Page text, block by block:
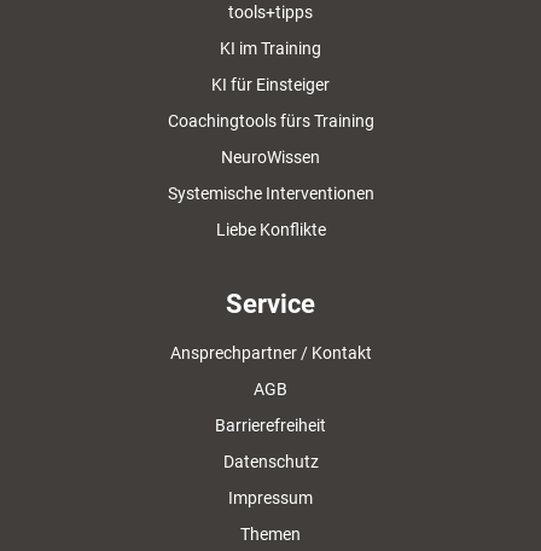
tools+tipps
KI im Training
KI für Einsteiger
Coachingtools fürs Training
NeuroWissen
Systemische Interventionen
Liebe Konflikte
Service
Ansprechpartner / Kontakt
AGB
Barrierefreiheit
Datenschutz
Impressum
Themen